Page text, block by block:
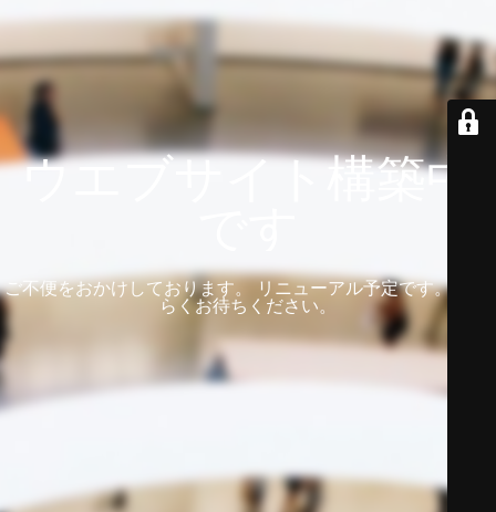
ウエブサイト構築中
ご不便をおかけしております。 リニューアル予定です。 しば
らくお待ちください。